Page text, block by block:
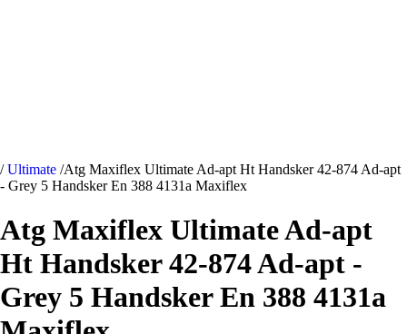
/ Ultimate /Atg Maxiflex Ultimate Ad-apt Ht Handsker 42-874 Ad-apt
- Grey 5 Handsker En 388 4131a Maxiflex
Atg Maxiflex Ultimate Ad-apt
Ht Handsker 42-874 Ad-apt -
Grey 5 Handsker En 388 4131a